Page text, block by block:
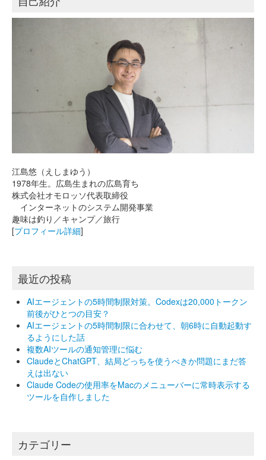
江島悠（えしまゆう）
1978年生。広島生まれの広島育ち
株式会社オモロッソ代表取締役
インターネットのシステム開発事業
趣味は釣り／キャンプ／旅行
[プロフィール詳細]
最近の投稿
AIエージェントの5時間制限対策。Codexは20,000トークン
前後がひとつの目安？
AIエージェントの5時間制限に合わせて、朝6時に自動起動す
るようにした話
複数AIツールの通知管理に悩む
ClaudeとChatGPT、結局どっちを使うべきか問題にまだ答
えは出ない
Claude Codeの使用率をMacのメニューバーに常時表示する
ツールを自作しました
カテゴリー